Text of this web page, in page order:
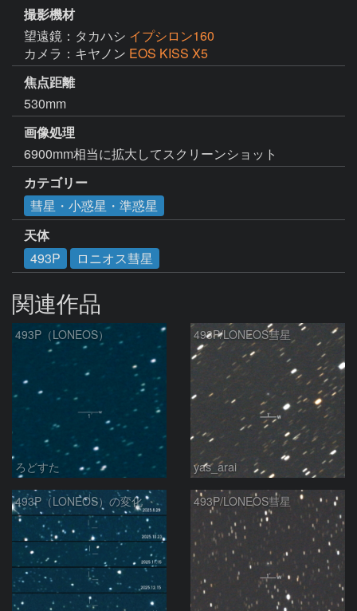
撮影機材
望遠鏡：タカハシ イプシロン160
カメラ：キヤノン EOS KISS X5
焦点距離
530mm
画像処理
6900mm相当に拡大してスクリーンショット
カテゴリー
彗星・小惑星・準惑星
天体
493P
ロニオス彗星
関連作品
493P（LONEOS）
ろどすた
493P/LONEOS彗星
yas_arai
493P（LONEOS）の変化 493P/LONEOS彗星